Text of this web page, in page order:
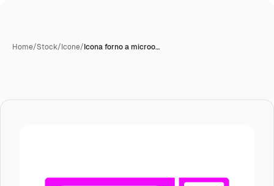
Home/Stock/Icone/Icona forno a microo…